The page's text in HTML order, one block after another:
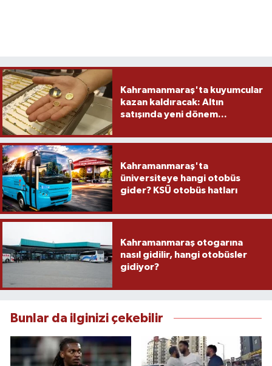
Kahramanmaraş'ta kuyumcular
kazan kaldıracak: Altın
satışında yeni dönem...
Kahramanmaraş'ta
üniversiteye hangi otobüs
gider? KSÜ otobüs hatları
Kahramanmaraş otogarına
nasıl gidilir, hangi otobüsler
gidiyor?
Bunlar da ilginizi çekebilir